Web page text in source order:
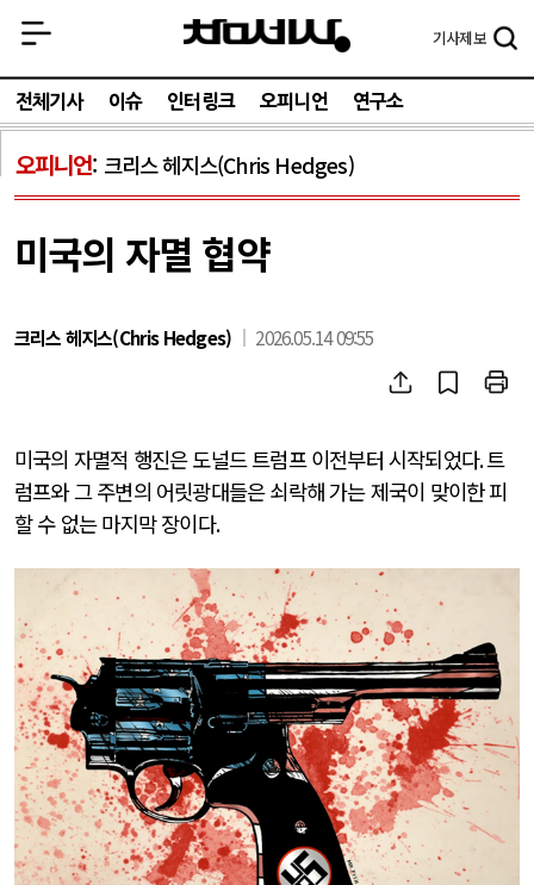
기사제보
전체기사 이슈 인터링크 오피니언 연구소
오피니언 크리스 헤지스(Chris Hedges)
미국의 자멸 협약
크리스 헤지스(Chris Hedges) 2026.05.14 09:55
미국의 자멸적 행진은 도널드 트럼프 이전부터 시작되었다.트
럼프와 그 주변의 어릿광대들은 쇠락해 가는 제국이 맞이한 피
할 수 없는 마지막 장이다.